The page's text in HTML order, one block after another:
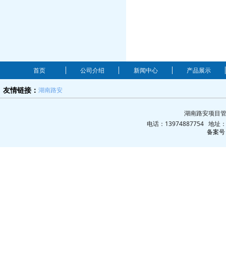
首页 公司介绍 新闻中心 产品展示
湖南路安项目
电话：13974887754 地址
备案
友情链接： 湖南路安